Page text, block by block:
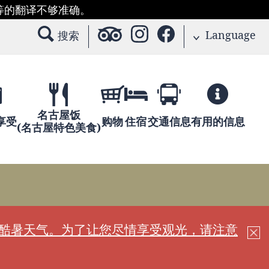
翻译不够准确。
搜索
Language
受
名古屋饭
(名古屋特色美食)购物住宿交通信息有用的信息
暑天气。为了让您尽情享受观光，请注意